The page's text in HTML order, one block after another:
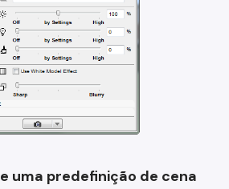
uma predefinição de cena